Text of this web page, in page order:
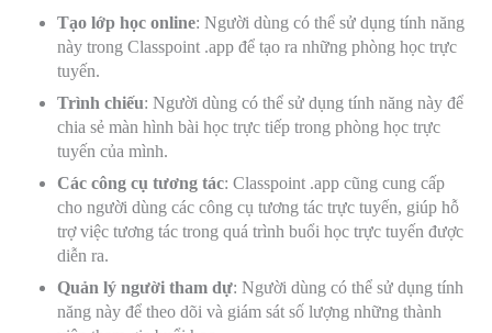
Tạo lớp học online: Người dùng có thể sử dụng tính năng
này trong Classpoint .app để tạo ra những phòng học trực
tuyến.
Trình chiếu: Người dùng có thể sử dụng tính năng này để
chia sẻ màn hình bài học trực tiếp trong phòng học trực
tuyến của mình.
Các công cụ tương tác: Classpoint .app cũng cung cấp
cho người dùng các công cụ tương tác trực tuyến, giúp hỗ
trợ việc tương tác trong quá trình buổi học trực tuyến được
diễn ra.
Quản lý người tham dự: Người dùng có thể sử dụng tính
năng này để theo dõi và giám sát số lượng những thành